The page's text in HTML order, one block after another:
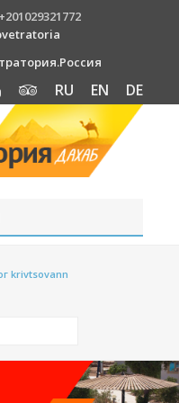
+201029321772
RU EN DE
krivtsovann